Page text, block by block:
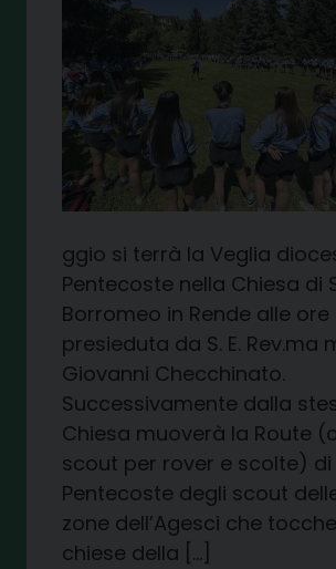
ggio si terrà la Veglia
Pentecoste nella Chiesa di
Borromeo in Rende alle ore
presieduta da S. E. Rev.ma
Giovanni Checchinato.
Successivamente dalla
Chiesa muoverà la Route
scout per rover e scolte) di
Pentecoste degli scout
zone dell’Agesci che
chiese della […]